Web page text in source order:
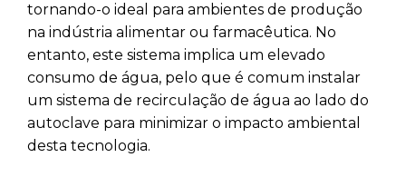
tornando-o ideal para ambientes de produção
na indústria alimentar ou farmacêutica. No
entanto, este sistema implica um elevado
consumo de água, pelo que é comum instalar
um sistema de recirculação de água ao lado do
autoclave para minimizar o impacto ambiental
desta tecnologia.